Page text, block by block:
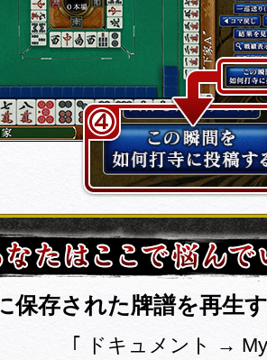
保存された牌譜を再生
｢ ドキュメント →